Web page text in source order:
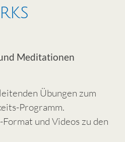
Meditationen
Übungen zum
Programm.
und Videos zu den